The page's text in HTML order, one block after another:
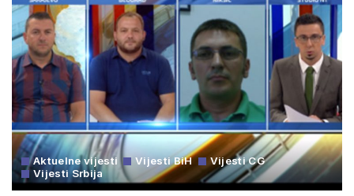
Aktuelne vijesti Vijesti BiH
Vijesti CG
Vijesti Srbija